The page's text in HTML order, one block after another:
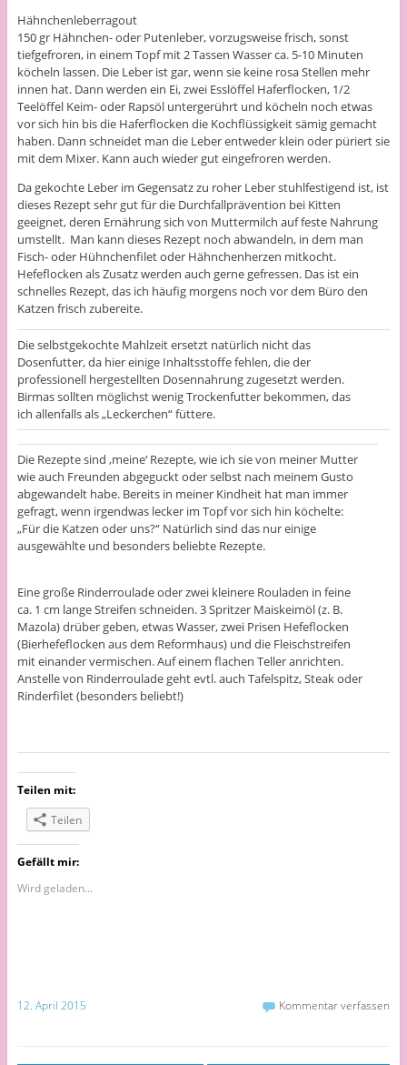
Hähnchenleberragout
150 gr Hähnchen- oder Putenleber, vorzugsweise frisch, sonst
tiefgefroren, in einem Topf mit 2 Tassen Wasser ca. 5-10 Minuten
köcheln lassen. Die Leber ist gar, wenn sie keine rosa Stellen mehr
innen hat. Dann werden ein Ei, zwei Esslöffel Haferflocken, 1/2
Teelöffel Keim- oder Rapsöl untergerührt und köcheln noch etwas
vor sich hin bis die Haferflocken die Kochflüssigkeit sämig gemacht
haben. Dann schneidet man die Leber entweder klein oder püriert sie
mit dem Mixer. Kann auch wieder gut eingefroren werden.
Da gekochte Leber im Gegensatz zu roher Leber stuhlfestigend ist, ist
dieses Rezept sehr gut für die Durchfallprävention bei Kitten
geeignet, deren Ernährung sich von Muttermilch auf feste Nahrung
umstellt. Man kann dieses Rezept noch abwandeln, in dem man
Fisch- oder Hühnchenfilet oder Hähnchenherzen mitkocht.
Hefeflocken als Zusatz werden auch gerne gefressen. Das ist ein
schnelles Rezept, das ich häufig morgens noch vor dem Büro den
Katzen frisch zubereite.
Die selbstgekochte Mahlzeit ersetzt natürlich nicht das
Dosenfutter, da hier einige Inhaltsstoffe fehlen, die der
professionell hergestellten Dosennahrung zugesetzt werden.
Birmas sollten möglichst wenig Trockenfutter bekommen, das
ich allenfalls als „Leckerchen“ füttere.
Die Rezepte sind ‚meine‘ Rezepte, wie ich sie von meiner Mutter
wie auch Freunden abgeguckt oder selbst nach meinem Gusto
abgewandelt habe. Bereits in meiner Kindheit hat man immer
gefragt, wenn irgendwas lecker im Topf vor sich hin köchelte:
„Für die Katzen oder uns?“ Natürlich sind das nur einige
ausgewählte und besonders beliebte Rezepte.
Eine große Rinderroulade oder zwei kleinere Rouladen in feine
ca. 1 cm lange Streifen schneiden. 3 Spritzer Maiskeimöl (z. B.
Mazola) drüber geben, etwas Wasser, zwei Prisen Hefeflocken
(Bierhefeflocken aus dem Reformhaus) und die Fleischstreifen
mit einander vermischen. Auf einem flachen Teller anrichten.
Anstelle von Rinderroulade geht evtl. auch Tafelspitz, Steak oder
Rinderfilet (besonders beliebt!)
Teilen mit:
Teilen
Gefällt mir:
Wird geladen...
12. April 2015 Kommentar verfassen